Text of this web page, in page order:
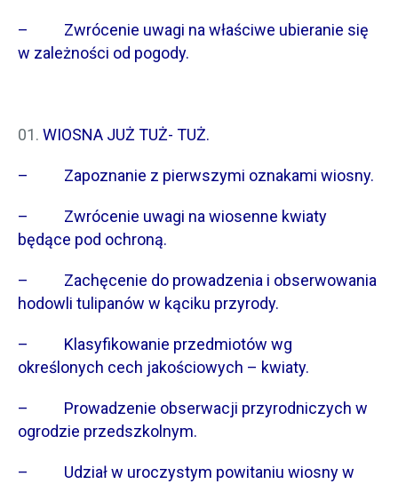
– Zwrócenie uwagi na właściwe ubieranie się
w zależności od pogody.
WIOSNA JUŻ TUŻ- TUŻ.
– Zapoznanie z pierwszymi oznakami wiosny.
– Zwrócenie uwagi na wiosenne kwiaty
będące pod ochroną.
– Zachęcenie do prowadzenia i obserwowania
hodowli tulipanów w kąciku przyrody.
– Klasyfikowanie przedmiotów wg
określonych cech jakościowych – kwiaty.
– Prowadzenie obserwacji przyrodniczych w
ogrodzie przedszkolnym.
– Udział w uroczystym powitaniu wiosny w